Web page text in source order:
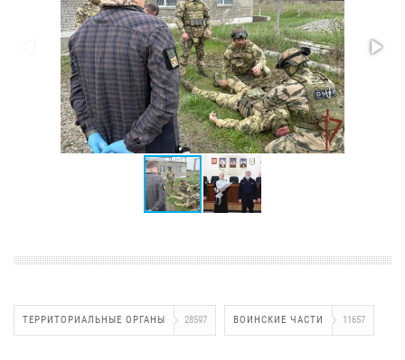
ТЕРРИТОРИАЛЬНЫЕ ОРГАНЫ 28597 ВОИНСКИЕ ЧАСТИ 11657